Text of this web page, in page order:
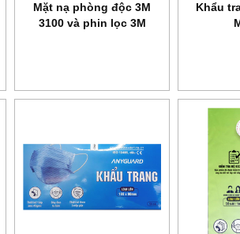
Mặt nạ phòng độc 3M
3100 và phin lọc 3M
Khẩu